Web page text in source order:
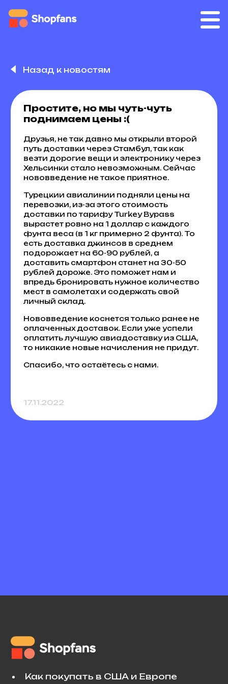
Назад к новостям
Простите, но мы чуть-чуть
поднимаем цены :(
Друзья, не так давно мы открыли второй
путь доставки через Стамбул, так как
везти дорогие вещи и электронику через
Хельсинки стало невозможным. Сейчас
нововведение не такое приятное.
Турецкии авиалинии подняли цены на
перевозки, из-за этого стоимость
доставки по тарифу Turkey Bypass
вырастет ровно на 1 доллар с каждого
фунта веса (в 1 кг примерно 2 фунта). То
есть доставка джинсов в среднем
подорожает на 60-90 рублей, а
доставить смартфон станет на 30-50
рублей дороже. Это поможет нам и
впредь бронировать нужное количество
мест в самолетах и содержать свой
личный склад.
Нововведение коснется только ранее не
оплаченных доставок. Если уже успели
оплатить лучшую авиадоставку из США,
то никакие новые начисления не придут.
Спасибо, что остаётесь с нами.
17.11.2022
Как покупать в США и Европе